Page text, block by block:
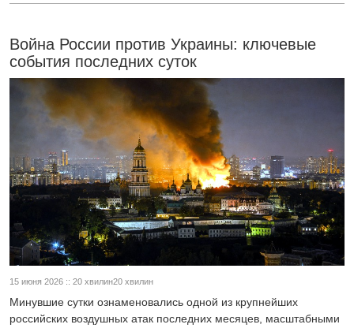
Война России против Украины: ключевые
события последних суток
15 июня 2026 :: 20 хвилин20 хвилин
Минувшие сутки ознаменовались одной из крупнейших
российских воздушных атак последних месяцев, масштабными